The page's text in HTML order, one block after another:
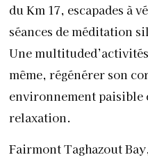
du Km 17, escapades à
séances de méditation
Une
même, régénérer son
environnement paisible
relaxation.
Fairmont Taghazout